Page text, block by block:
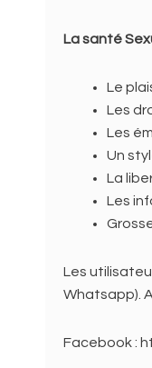
La santé
Le
Les
Les
Un
La
Les
Les
Whatsapp).
Facebook :